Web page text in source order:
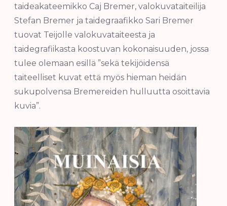
taideakateemikko Caj Bremer, valokuvataiteilija
Stefan Bremer ja taidegraafikko Sari Bremer
tuovat Teijolle valokuvataiteesta ja
taidegrafiikasta koostuvan kokonaisuuden, jossa
tulee olemaan esillä ”sekä tekijöidensä
taiteelliset kuvat että myös hieman heidän
sukupolvensa Bremereiden hulluutta osoittavia
kuvia”.